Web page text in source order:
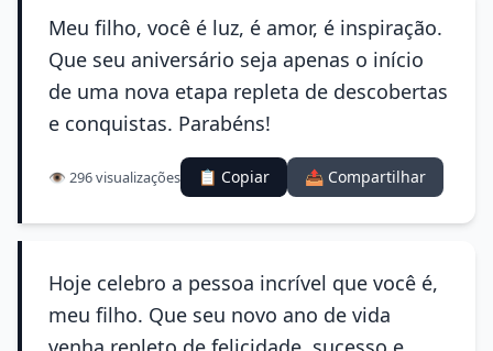
Meu filho, você é luz, é amor, é inspiração.
Que seu aniversário seja apenas o início
de uma nova etapa repleta de descobertas
e conquistas. Parabéns!
👁️ 296 visualizações 📋 Copiar 📤 Compartilhar
Hoje celebro a pessoa incrível que você é,
meu filho. Que seu novo ano de vida